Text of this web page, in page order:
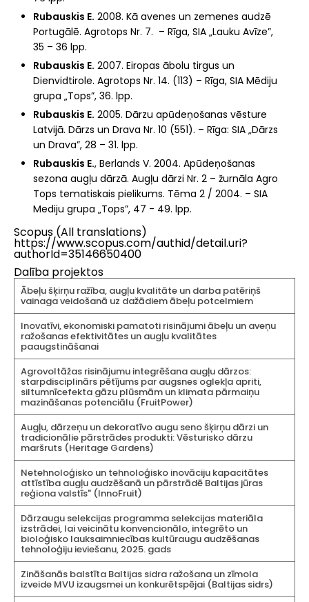
Rubauskis E. 2008. Kā avenes un zemenes audzē
Portugālē. Agrotops Nr. 7. – Rīga, SIA „Lauku Avīze”,
35 – 36 lpp.
Rubauskis E. 2007. Eiropas ābolu tirgus un
Dienvidtirole. Agrotops Nr. 14. (113) – Rīga, SIA Mēdiju
grupa „Tops”, 36. lpp.
Rubauskis E. 2005. Dārzu apūdeņošanas vēsture
Latvijā. Dārzs un Drava Nr. 10 (551). – Rīga: SIA „Dārzs
un Drava”, 28 – 31. lpp.
Rubauskis E., Berlands V. 2004. Apūdeņošanas
sezona augļu dārzā. Augļu dārzi Nr. 2 – žurnāla Agro
Tops tematiskais pielikums. Tēma 2 / 2004. – SIA
Mediju grupa „Tops”, 47 - 49. lpp.
Scopus (All translations)
https://www.scopus.com/authid/detail.uri?
authorId=35146650400
Dalība projektos
Ābeļu šķirņu ražība, augļu kvalitāte un darba patēriņš
vainaga veidošanā uz dažādiem ābeļu potcelmiem
Inovatīvi, ekonomiski pamatoti risinājumi ābeļu un aveņu
ražošanas efektivitātes un augļu kvalitātes
paaugstināšanai
Agrovoltāžas risinājumu integrēšana augļu dārzos:
starpdisciplinārs pētījums par augsnes oglekļa apriti,
siltumnīcefekta gāzu plūsmām un klimata pārmaiņu
mazināšanas potenciālu (FruitPower)
Augļu, dārzeņu un dekoratīvo augu seno šķirņu dārzi un
tradicionālie pārstrādes produkti: Vēsturisko dārzu
maršruts (Heritage Gardens)
Netehnoloģisko un tehnoloģisko inovāciju kapacitātes
attīstība augļu audzēšanā un pārstrādē Baltijas jūras
reģiona valstīs" (InnoFruit)
Dārzaugu selekcijas programma selekcijas materiāla
izstrādei, lai veicinātu konvencionālo, integrēto un
bioloģisko lauksaimniecības kultūraugu audzēšanas
tehnoloģiju ieviešanu, 2025. gads
Zināšanās balstīta Baltijas sidra ražošana un zīmola
izveide MVU izaugsmei un konkurētspējai (Baltijas sidrs)